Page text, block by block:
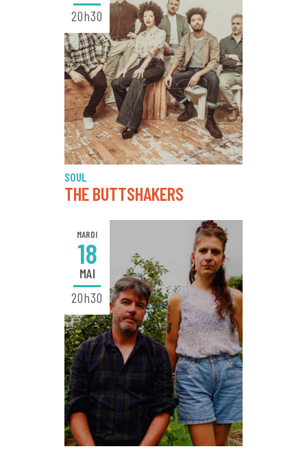
20h30
SOUL
THE BUTTSHAKERS
MARDI
18
MAI
20h30